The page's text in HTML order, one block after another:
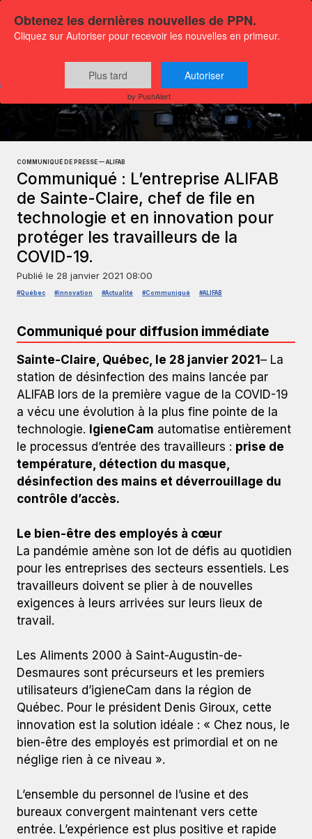
Communiqués
Actualités Affaires
COMMUNIQUÉ DE PRESSE — ALIFAB
Communiqué : L’entreprise ALIFAB
de Sainte-Claire, chef de file en
technologie et en innovation pour
protéger les travailleurs de la
COVID-19.
Publié le 28 janvier 2021 08:00
#Québec #innovation #Actualité #Communiqué #ALIFAB
Le propriétaire de Alifab, Monsieur Jean-Pierre Bourque
(PPN/Alifab)
Communiqué pour diffusion immédiate
Sainte-Claire, Québec, le 28 janvier 2021 – La
station de désinfection des mains lancée par
ALIFAB lors de la première vague de la COVID-19
a vécu une évolution à la plus fine pointe de la
technologie. IgieneCam automatise entièrement
le processus d’entrée des travailleurs : prise de
température, détection du masque,
désinfection des mains et déverrouillage du
contrôle d’accès.
Le bien-être des employés à cœur
La pandémie amène son lot de défis au quotidien
pour les entreprises des secteurs essentiels. Les
travailleurs doivent se plier à de nouvelles
exigences à leurs arrivées sur leurs lieux de
travail.
Les Aliments 2000 à Saint-Augustin-de-
Desmaures sont précurseurs et les premiers
utilisateurs d’igieneCam dans la région de
Québec. Pour le président Denis Giroux, cette
innovation est la solution idéale : « Chez nous, le
bien-être des employés est primordial et on ne
néglige rien à ce niveau ».
L’ensemble du personnel de l’usine et des
bureaux convergent maintenant vers cette
entrée. L’expérience est plus positive et rapide
Obtenez les dernières nouvelles de PPN.
Cliquez sur Autoriser pour recevoir les nouvelles en primeur.
Plus tard Autoriser
by PushAlert